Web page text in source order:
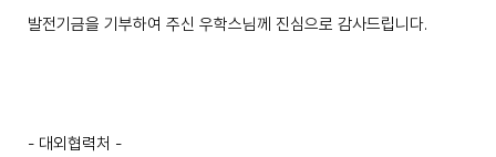
발전기금을 기부하여 주신 우학스님께 진심으로 감사드립니다.
- 대외협력처 -